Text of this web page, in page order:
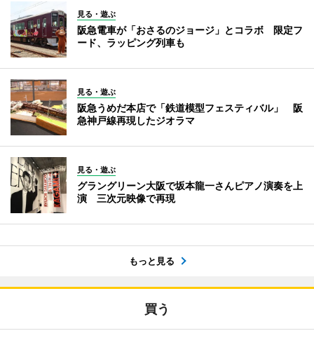
見る・遊ぶ
阪急電車が「おさるのジョージ」とコラボ 限定フ
ード、ラッピング列車も
見る・遊ぶ
阪急うめだ本店で「鉄道模型フェスティバル」 阪
急神戸線再現したジオラマ
見る・遊ぶ
グラングリーン大阪で坂本龍一さんピアノ演奏を上
演 三次元映像で再現
もっと見る
買う